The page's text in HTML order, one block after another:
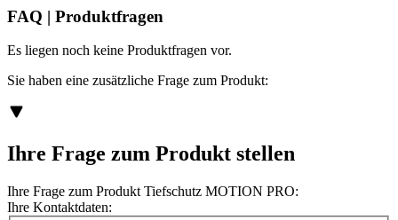
FAQ | Produktfragen
Es liegen noch keine Produktfragen vor.
Sie haben eine zusätzliche Frage zum Produkt:
Ihre Frage zum Produkt stellen
Ihre Frage zum Produkt Tiefschutz MOTION PRO:
Ihre Kontaktdaten: